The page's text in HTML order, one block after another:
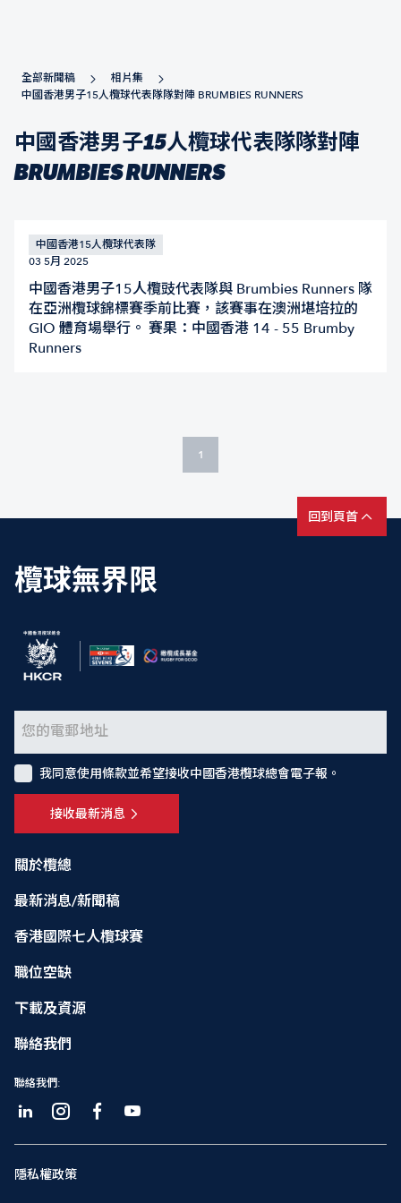
全部新聞稿
相片集
中國香港男子15人欖球代表隊隊對陣 BRUMBIES RUNNERS
中國香港男子15人欖球代表隊隊對陣
BRUMBIES RUNNERS
中國香港15人欖球代表隊
03 5月 2025
中國香港男子15人欖豉代表隊與 Brumbies Runners 隊
在亞洲欖球錦標賽季前比賽，該賽事在澳洲堪培拉的
GIO 體育場舉行。 賽果：中國香港 14 - 55 Brumby
Runners
1
回到頁首
欖球無界限
關於欖總
最新消息/新聞稿
香港國際七人欖球賽
職位空缺
下載及資源
聯絡我們
聯絡我們:
接收最新消息
我同意使用條款並希望接收中國香港欖球總會電子報。
隱私權政策